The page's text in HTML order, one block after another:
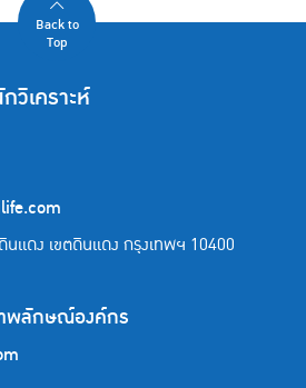
Back to
Top
วิเคราะห์
นแดง เขตดินแดง กรุงเทพฯ 10400
พลักษณ์องค์กร